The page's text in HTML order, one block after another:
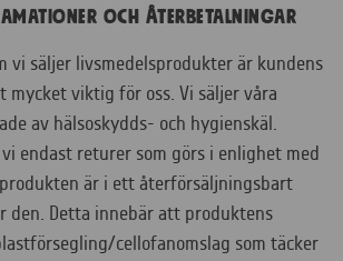
OCH ÅTERBETALNINGAR
livsmedelsprodukter är kundens
mycket viktig för oss. Vi säljer våra
av hälsoskydds- och hygienskäl.
endast returer som görs i enlighet med
är i ett återförsäljningsbart
den. Detta innebär att produktens
cellofanomslag som täcker